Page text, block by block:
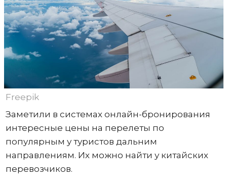
Freepik
Заметили в системах онлайн-бронирования
интересные цены на перелеты по
популярным у туристов дальним
направлениям. Их можно найти у китайских
перевозчиков.